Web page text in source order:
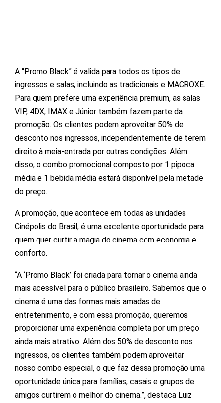
A “Promo Black” é valida para todos os tipos de
ingressos e salas, incluindo as tradicionais e MACROXE.
Para quem prefere uma experiência premium, as salas
VIP, 4DX, IMAX e Júnior também fazem parte da
promoção. Os clientes podem aproveitar 50% de
desconto nos ingressos, independentemente de terem
direito à meia-entrada por outras condições. Além
disso, o combo promocional composto por 1 pipoca
média e 1 bebida média estará disponível pela metade
do preço.
A promoção, que acontece em todas as unidades
Cinépolis do Brasil, é uma excelente oportunidade para
quem quer curtir a magia do cinema com economia e
conforto.
“A ‘Promo Black’ foi criada para tornar o cinema ainda
mais acessível para o público brasileiro. Sabemos que o
cinema é uma das formas mais amadas de
entretenimento, e com essa promoção, queremos
proporcionar uma experiência completa por um preço
ainda mais atrativo. Além dos 50% de desconto nos
ingressos, os clientes também podem aproveitar
nosso combo especial, o que faz dessa promoção uma
oportunidade única para famílias, casais e grupos de
amigos curtirem o melhor do cinema.”, destaca Luiz